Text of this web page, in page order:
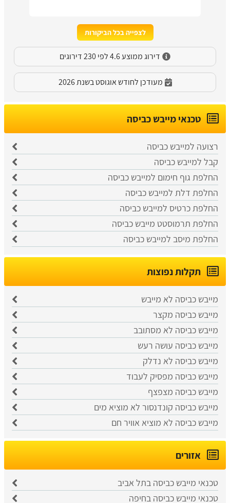
לצפייה בכל הביקורות
דירוג ממוצע 4.6 לפי 230 דירוגים
מעודכן לחודש אוגוסט בשנת 2026
טכנאי מייבש כביסה
רצועה למייבש כביסה
קבל למייבש כביסה
החלפת גוף חימום למייבש כביסה
החלפת דלת למייבש כביסה
החלפת כרטיס למייבש כביסה
החלפת תרמוסטט מייבש כביסה
החלפת מיסב למייבש כביסה
תקלות נפוצות
מייבש כביסה לא מייבש
מייבש כביסה מקצר
מייבש כביסה לא מסתובב
מייבש כביסה עושה רעש
מייבש כביסה לא נדלק
מייבש כביסה מפסיק לעבוד
מייבש כביסה מצפצף
מייבש כביסה קונדנסור לא מוציא מים
מייבש כביסה לא מוציא אוויר חם
אזורים
טכנאי מייבש כביסה בתל אביב
​טכנאי מייבש כביסה בחיפה